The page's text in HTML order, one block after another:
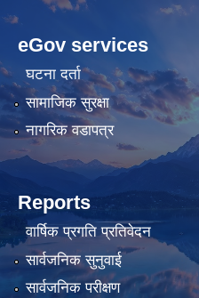
cratosroyalbet
bahis
siteleri
lunadark.org
bahis
siteleri
eGov services
घटना दर्ता
सामाजिक सुरक्षा
नागरिक वडापत्र
Reports
वार्षिक प्रगति प्रतिवेदन
सार्वजनिक सुनुवाई
सार्वजनिक परीक्षण